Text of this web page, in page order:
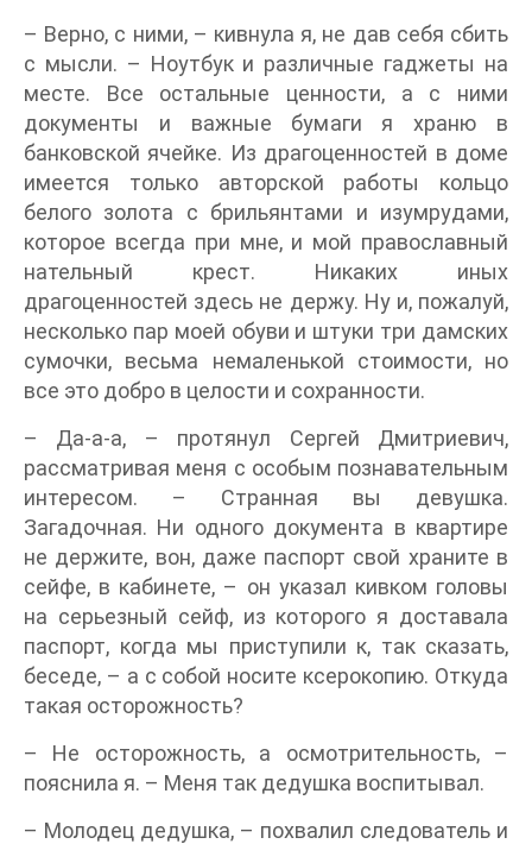
– Верно, с ними, – кивнула я, не дав себя сбить
с мысли. – Ноутбук и различные гаджеты на
месте. Все остальные ценности, а с ними
документы и важные бумаги я храню в
банковской ячейке. Из драгоценностей в доме
имеется только авторской работы кольцо
белого золота с брильянтами и изумрудами,
которое всегда при мне, и мой православный
нательный крест. Никаких иных
драгоценностей здесь не держу. Ну и, пожалуй,
несколько пар моей обуви и штуки три дамских
сумочки, весьма немаленькой стоимости, но
все это добро в целости и сохранности.
– Да-а-а, – протянул Сергей Дмитриевич,
рассматривая меня с особым познавательным
интересом. – Странная вы девушка.
Загадочная. Ни одного документа в квартире
не держите, вон, даже паспорт свой храните в
сейфе, в кабинете, – он указал кивком головы
на серьезный сейф, из которого я доставала
паспорт, когда мы приступили к, так сказать,
беседе, – а с собой носите ксерокопию. Откуда
такая осторожность?
– Не осторожность, а осмотрительность, –
пояснила я. – Меня так дедушка воспитывал.
– Молодец дедушка, – похвалил следователь и